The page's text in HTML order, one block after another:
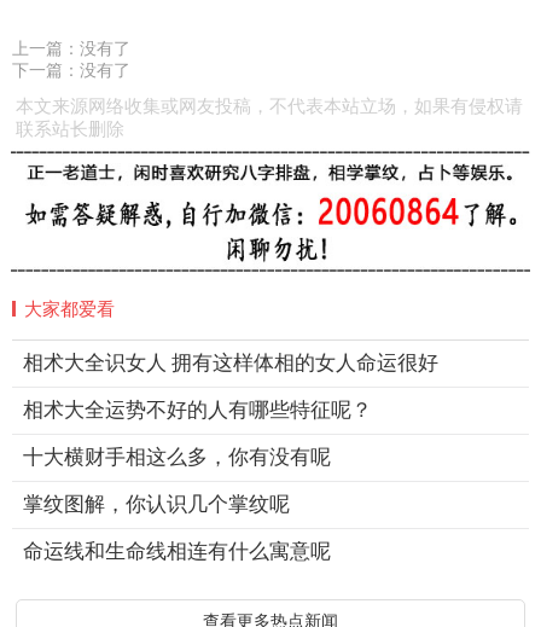
上一篇：没有了
下一篇：没有了
本文来源网络收集或网友投稿，不代表本站立场，如果有侵权请
联系站长删除
大家都爱看
相术大全识女人 拥有这样体相的女人命运很好
相术大全运势不好的人有哪些特征呢？
十大横财手相这么多，你有没有呢
掌纹图解，你认识几个掌纹呢
命运线和生命线相连有什么寓意呢
查看更多热点新闻